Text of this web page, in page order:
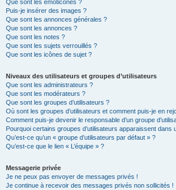
Que sont les émoticônes ?
Puis-je insérer des images ?
Que sont les annonces générales ?
Que sont les annonces ?
Que sont les notes ?
Que sont les sujets verrouillés ?
Que sont les icônes de sujet ?
Niveaux des utilisateurs et groupes d’utilisateurs
Que sont les administrateurs ?
Que sont les modérateurs ?
Que sont les groupes d’utilisateurs ?
Où sont les groupes d’utilisateurs et comment puis-je en
Comment puis-je devenir le responsable d’un groupe
Pourquoi certains groupes d’utilisateurs apparaissent dans
Qu’est-ce qu’un « groupe d’utilisateurs par défaut » ?
Qu’est-ce que le lien « L’équipe » ?
Messagerie privée
Je ne peux pas envoyer de messages privés !
Je continue à recevoir des messages privés non sollicités !